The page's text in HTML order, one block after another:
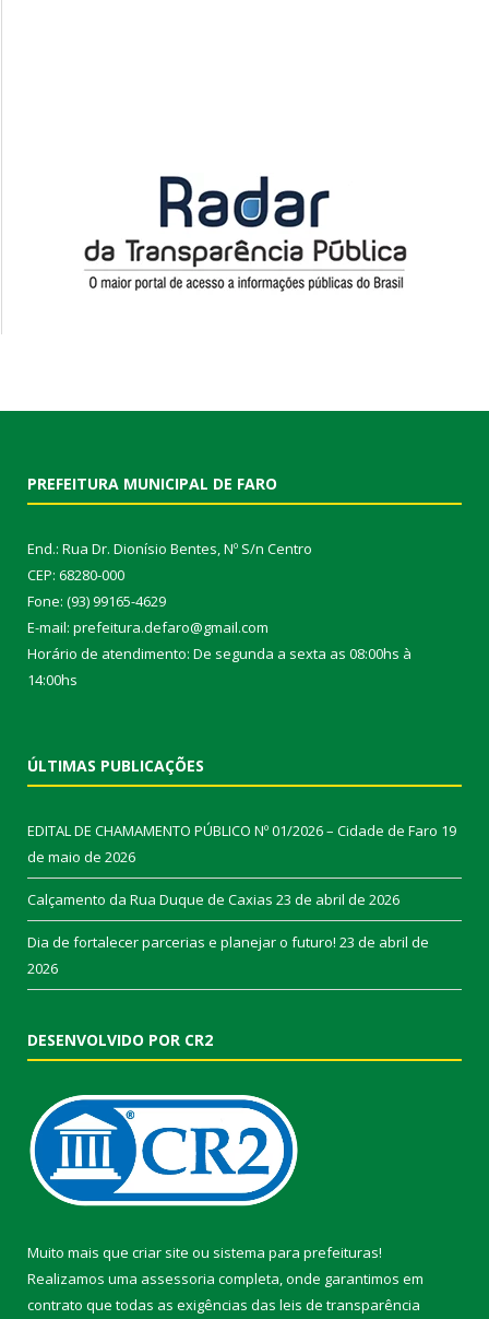
PREFEITURA MUNICIPAL DE FARO
End.: Rua Dr. Dionísio Bentes, Nº S/n Centro
CEP: 68280-000
Fone: (93) 99165-4629
E-mail: prefeitura.defaro@gmail.com
Horário de atendimento: De segunda a sexta as 08:00hs à
14:00hs
ÚLTIMAS PUBLICAÇÕES
EDITAL DE CHAMAMENTO PÚBLICO Nº 01/2026 – Cidade de Faro 19
de maio de 2026
Calçamento da Rua Duque de Caxias 23 de abril de 2026
Dia de fortalecer parcerias e planejar o futuro! 23 de abril de
2026
DESENVOLVIDO POR CR2
Muito mais que criar site ou sistema para prefeituras!
Realizamos uma assessoria completa, onde garantimos em
contrato que todas as exigências das leis de transparência